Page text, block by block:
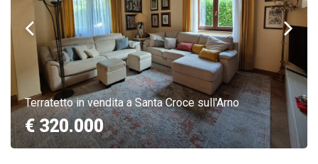
Terratetto in vendita a Santa Croce sull'Arno
€ 320.000